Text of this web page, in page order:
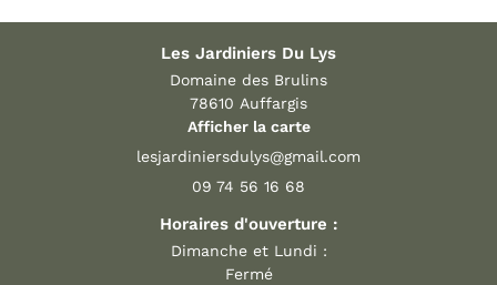
Les Jardiniers Du Lys
Domaine des Brulins
78610 Auffargis
Afficher la carte
09 74 56 16 68
Horaires d'ouverture :
Dimanche et Lundi :
Fermé